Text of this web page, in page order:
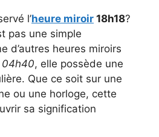
l’heure miroir 18h18?
pas une simple
d’autres heures miroirs
04h40, elle possède une
Que ce soit sur une
ou une horloge, cette
sa signification